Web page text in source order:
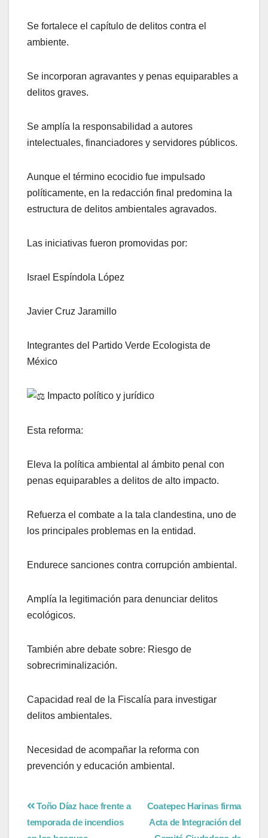
Se fortalece el capítulo de delitos contra el
ambiente.
Se incorporan agravantes y penas equiparables a
delitos graves.
Se amplía la responsabilidad a autores
intelectuales, financiadores y servidores públicos.
Aunque el término ecocidio fue impulsado
políticamente, en la redacción final predomina la
estructura de delitos ambientales agravados.
Las iniciativas fueron promovidas por:
Israel Espíndola López
Javier Cruz Jaramillo
Integrantes del Partido Verde Ecologista de
México
Impacto político y jurídico
Esta reforma:
Eleva la política ambiental al ámbito penal con
penas equiparables a delitos de alto impacto.
Refuerza el combate a la tala clandestina, uno de
los principales problemas en la entidad.
Endurece sanciones contra corrupción ambiental.
Amplía la legitimación para denunciar delitos
ecológicos.
También abre debate sobre: Riesgo de
sobrecriminalización.
Capacidad real de la Fiscalía para investigar
delitos ambientales.
Necesidad de acompañar la reforma con
prevención y educación ambiental.
Coatepec Harinas firma
Acta de Integración del
Toño Díaz hace frente a
temporada de incendios